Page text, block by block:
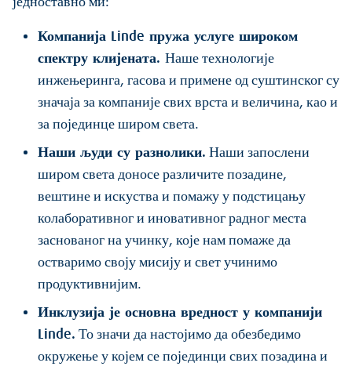
Компанија Linde пружа услуге широком
спектру клијената. Наше технологије
инжењеринга, гасова и примене од суштинског су
значаја за компаније свих врста и величина, као и
за појединце широм света.
Наши људи су разнолики. Наши запослени
широм света доносе различите позадине,
вештине и искуства и помажу у подстицању
колаборативног и иновативног радног места
заснованог на учинку, које нам помаже да
остваримо своју мисију и свет учинимо
продуктивнијим.
Инклузија је основна вредност у компанији
Linde. То значи да настојимо да обезбедимо
окружење у којем се појединци свих позадина и